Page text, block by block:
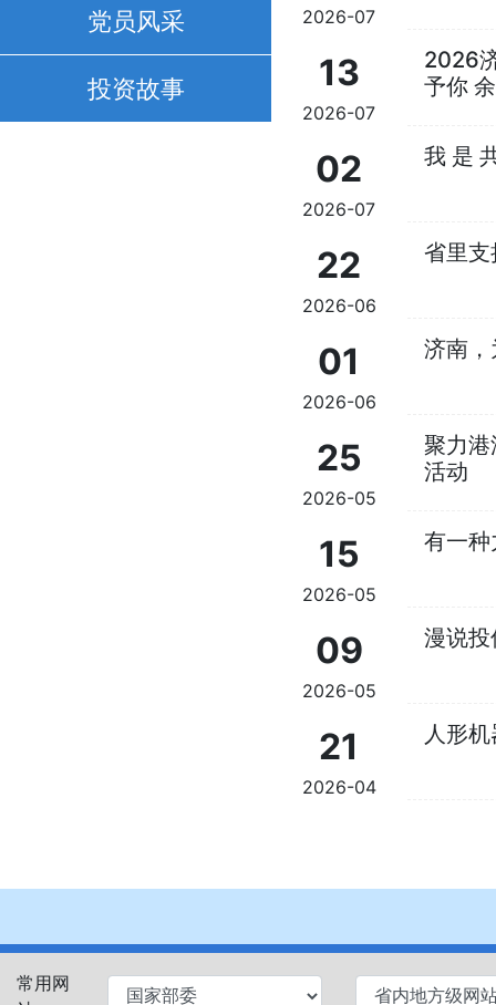
党员风采
投资故事
2026-07
13
2026-07
2026
予你
02
2026-07
我 是
22
2026-06
省里支
01
2026-06
济南
25
2026-05
聚力
活动
15
2026-05
有一
09
2026-05
漫说投
21
2026-04
人形
常用网